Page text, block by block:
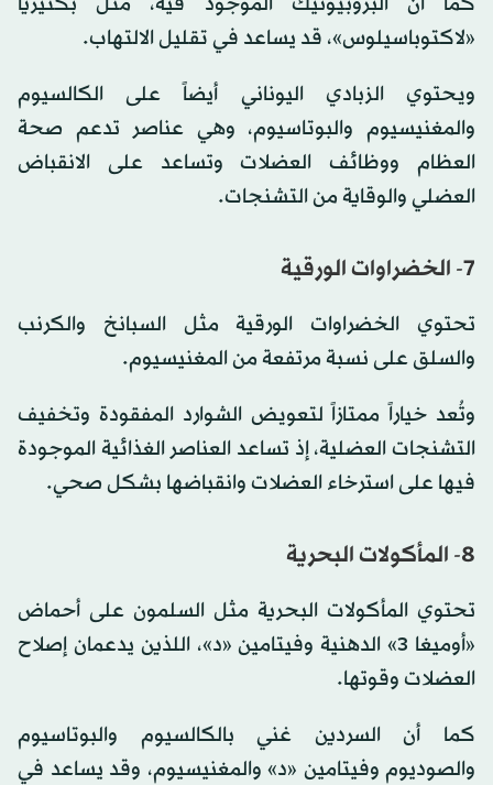
«لاكتوباسيلوس»، قد يساعد في تقليل الالتهاب.
ويحتوي الزبادي اليوناني أيضاً على الكالسيوم
والمغنيسيوم والبوتاسيوم، وهي عناصر تدعم صحة
العظام ووظائف العضلات وتساعد على الانقباض
العضلي والوقاية من التشنجات.
7- الخضراوات الورقية
تحتوي الخضراوات الورقية مثل السبانخ والكرنب
والسلق على نسبة مرتفعة من المغنيسيوم.
وتُعد خياراً ممتازاً لتعويض الشوارد المفقودة وتخفيف
التشنجات العضلية، إذ تساعد العناصر الغذائية الموجودة
فيها على استرخاء العضلات وانقباضها بشكل صحي.
8- المأكولات البحرية
تحتوي المأكولات البحرية مثل السلمون على أحماض
«أوميغا 3» الدهنية وفيتامين «د»، اللذين يدعمان إصلاح
العضلات وقوتها.
كما أن السردين غني بالكالسيوم والبوتاسيوم
والصوديوم وفيتامين «د» والمغنيسيوم، وقد يساعد في